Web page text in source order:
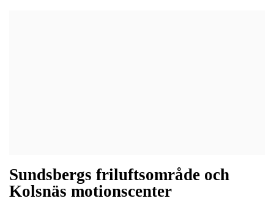
Sundsbergs friluftsområde och
Kolsnäs motionscenter